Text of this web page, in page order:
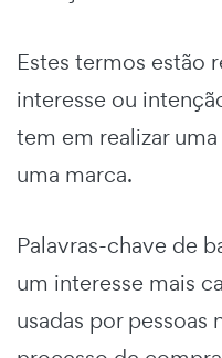
Estes termos estão
interesse ou
tem em realizar
uma marca.
Palavras-chave de
um interesse mais
usadas por pessoas